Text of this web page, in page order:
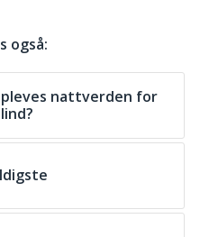
også:
nattverden for